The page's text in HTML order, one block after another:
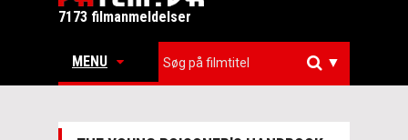
7173 filmanmeldelser
MENU ▼